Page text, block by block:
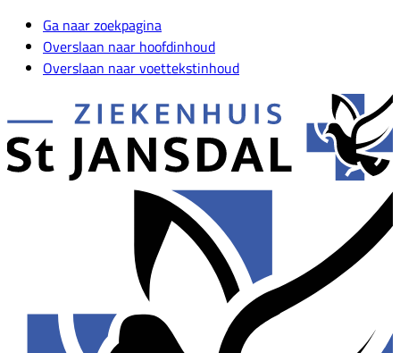
Ga naar zoekpagina
Overslaan naar hoofdinhoud
Overslaan naar voettekstinhoud